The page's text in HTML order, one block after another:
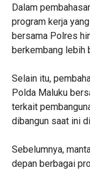
Dalam
program kerja
bersama Polres
berkembang lebih
Selain itu,
Polda Maluku
terkait
dibangun saat ini
Sebelumnya,
depan berbagai